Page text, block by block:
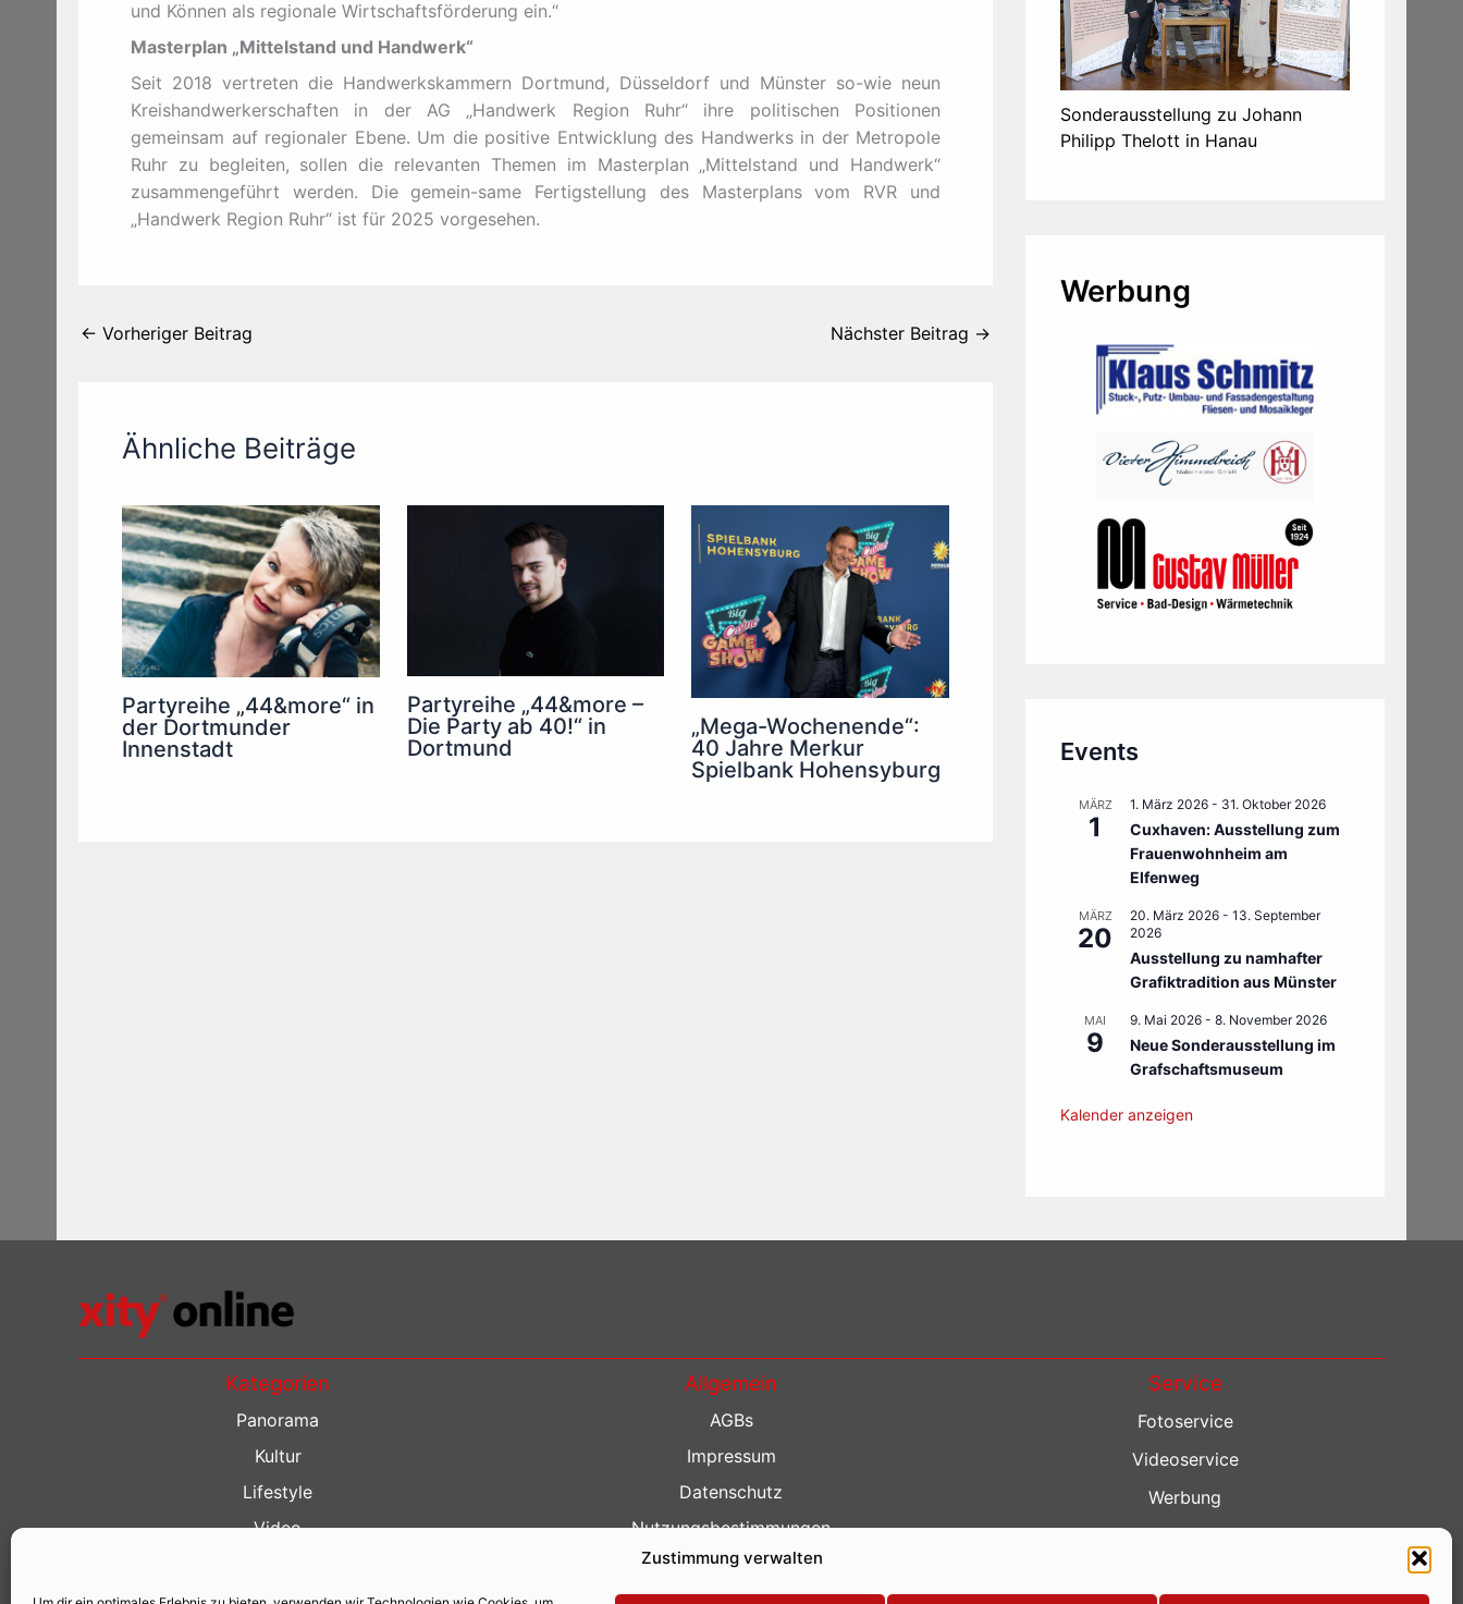
Zustimmung verwalten
und Können als regionale Wirtschaftsförderung ein.“
Masterplan „Mittelstand und Handwerk“
Seit 2018 vertreten die Handwerkskammern Dortmund, Düsseldorf und Münster so-wie neun
Kreishandwerkerschaften in der AG „Handwerk Region Ruhr“ ihre politischen Positionen
gemeinsam auf regionaler Ebene. Um die positive Entwicklung des Handwerks in der Metropole
Ruhr zu begleiten, sollen die relevanten Themen im Masterplan „Mittelstand und Handwerk“
zusammengeführt werden. Die gemein-same Fertigstellung des Masterplans vom RVR und
„Handwerk Region Ruhr“ ist für 2025 vorgesehen.
← Vorheriger Beitrag Nächster Beitrag →
Ähnliche Beiträge
Partyreihe „44&more“ in
der Dortmunder
Innenstadt
Partyreihe „44&more –
Die Party ab 40!“ in
Dortmund
„Mega-Wochenende“:
40 Jahre Merkur
Spielbank Hohensyburg
Sonderausstellung zu Johann
Philipp Thelott in Hanau
Werbung
Events
MÄRZ
1
1. März 2026 - 31. Oktober 2026
Cuxhaven: Ausstellung zum
Frauenwohnheim am
Elfenweg
MÄRZ
20
20. März 2026 - 13. September
2026
Ausstellung zu namhafter
Grafiktradition aus Münster
MAI
9
9. Mai 2026 - 8. November 2026
Neue Sonderausstellung im
Grafschaftsmuseum
Kalender anzeigen
Kategorien
Panorama
Kultur
Lifestyle
Video
Kino Guide
Allgemein
AGBs
Impressum
Datenschutz
Nutzungsbestimmungen
Kontakt
Barrierefreiheit
Service
Fotoservice
Videoservice
Werbung